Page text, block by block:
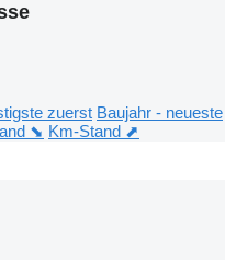
zuerst Baujahr - neueste
⬊ Km-Stand ⬈